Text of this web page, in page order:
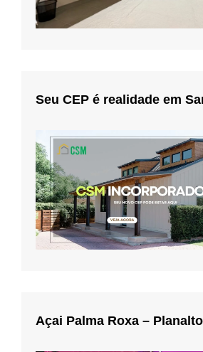
Seu CEP é realidade em
Açai Palma Roxa –